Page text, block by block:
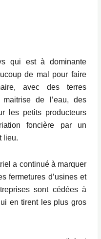
qui est à dominante
de mal pour faire
avec des terres
de l’eau, des
les petits producteurs
foncière par un
lieu.
a continué à marquer
fermetures d’usines et
sont cédées à
en tirent les plus gros